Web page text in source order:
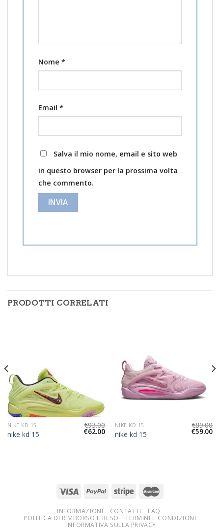
Nome *
Email *
Salva il mio nome, email e sito web
in questo browser per la prossima volta
che commento.
PRODOTTI CORRELATI
NIKE KD 15
nike kd 15
€93.00
€62.00
NIKE KD 15
nike kd 15
€89.00
€59.00
INFORMAZIONI CONTATTI
FAQ
POLITICA DI RIMBORSO E RESO
TERMINI E CONDIZIONI
INFORMATIVA SULLA PRIVACY